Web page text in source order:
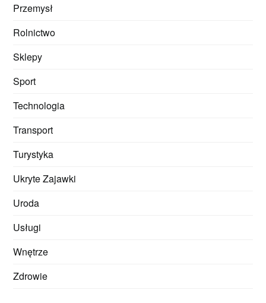
Przemysł
Rolnictwo
Sklepy
Sport
Technologia
Transport
Turystyka
Ukryte Zajawki
Uroda
Usługi
Wnętrze
Zdrowie